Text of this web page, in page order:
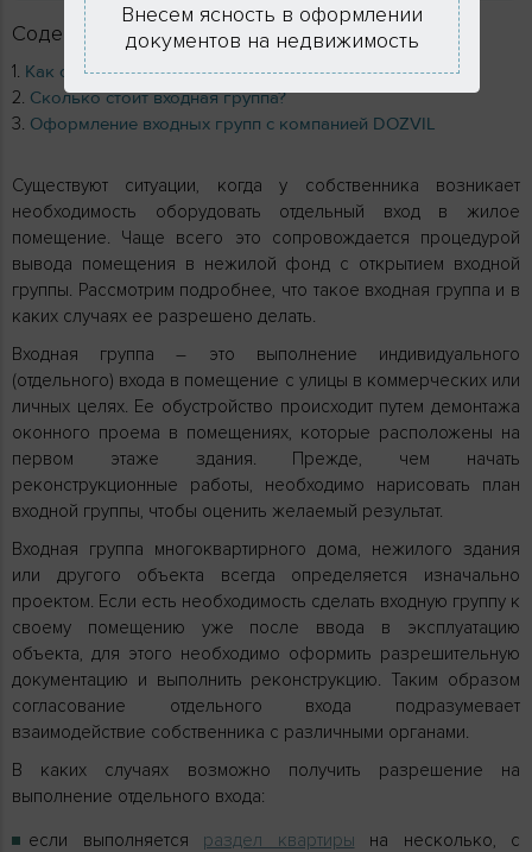
Содержание
Как сделать отдельный вход в нежилом помещении?
Сколько стоит входная группа?
Оформление входных групп с компанией DOZVIL
Существуют ситуации, когда у собственника возникает
необходимость оборудовать отдельный вход в жилое
помещение. Чаще всего это сопровождается процедурой
вывода помещения в нежилой фонд с открытием входной
группы. Рассмотрим подробнее, что такое входная группа и в
каких случаях ее разрешено делать.
Входная группа – это выполнение индивидуального
(отдельного) входа в помещение с улицы в коммерческих или
личных целях. Ее обустройство происходит путем демонтажа
оконного проема в помещениях, которые расположены на
первом этаже здания. Прежде, чем начать
реконструкционные работы, необходимо нарисовать план
входной группы, чтобы оценить желаемый результат.
Входная группа многоквартирного дома, нежилого здания
или другого объекта всегда определяется изначально
проектом. Если есть необходимость сделать входную группу к
своему помещению уже после ввода в эксплуатацию
объекта, для этого необходимо оформить разрешительную
документацию и выполнить реконструкцию. Таким образом
согласование отдельного входа подразумевает
взаимодействие собственника с различными органами.
В каких случаях возможно получить разрешение на
выполнение отдельного входа:
если выполняется раздел квартиры на несколько, с
Внесем ясность в оформлении
документов на недвижимость